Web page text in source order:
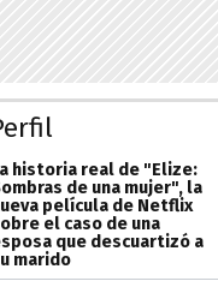
historia real de "Elize:
de una mujer", la
película de Netflix
el caso de una
que descuartizó a
marido